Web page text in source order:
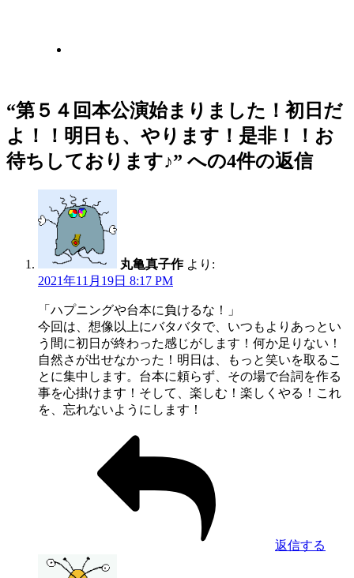
“第５４回本公演始まりました！初日だ
よ！！明日も、やります！是非！！お
待ちしております♪” への4件の返信
丸亀真子作 より:
2021年11月19日 8:17 PM
「ハプニングや台本に負けるな！」
今回は、想像以上にバタバタで、いつもよりあっとい
う間に初日が終わった感じがします！何か足りない！
自然さが出せなかった！明日は、もっと笑いを取るこ
とに集中します。台本に頼らず、その場で台詞を作る
事を心掛けます！そして、楽しむ！楽しくやる！これ
を、忘れないようにします！
返信する